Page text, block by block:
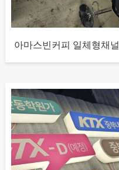
아마스빈커피 일체형채널